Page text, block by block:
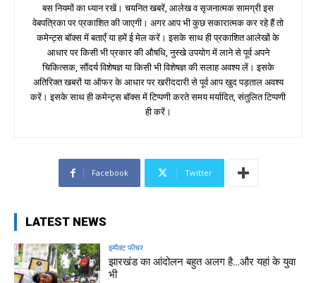
बस नियमों का ध्यान रखें। चयनित खबरें, आलेख व सृजनात्मक सामग्री इस
वेबपत्रिका पर प्रकाशित की जाएगी। अगर आप भी कुछ सकारात्मक कर रहे हैं तो
कमेन्ट्स बॉक्स में बताएँ या हमें ई मेल करें। इसके साथ ही प्रकाशित आलेखों के
आधार पर किसी भी प्रकार की औषधि, नुस्खे उपयोग में लाने से पूर्व अपने
चिकित्सक, सौंदर्य विशेषज्ञ या किसी भी विशेषज्ञ की सलाह अवश्य लें। इसके
अतिरिक्त खबरों या ऑफर के आधार पर खरीददारी से पूर्व आप खुद पड़ताल अवश्य
करें। इसके साथ ही कमेन्ट्स बॉक्स में टिप्पणी करते समय मर्यादित, संतुलित टिप्पणी
ही करें।
Facebook Twitter
LATEST NEWS
इम्पैक्ट फीचर
झारखंड का आंदोलन बहुत अलग है…और यहां के युवा
भी